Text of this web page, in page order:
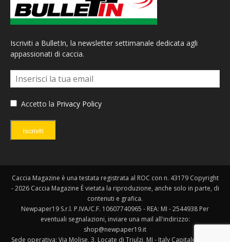
Iscriviti a BulletIn, la newsletter settimanale dedicata agli
appassionati di caccia.
Accetto la Privacy Policy
Iscriviti
Caccia Magazine è una testata registrata al ROC con n. 43179 Copyright
- 2026 Caccia Magazine È vietata la riproduzione, anche solo in parte, di
contenuti e grafica.
Newpaper19 S.r.l. P.IVA/C.F. 10607740965 - REA: MI - 2544938 Per
eventuali segnalazioni, inviare una mail all'indirizzo:
shop@newpaper19.it
Sede operativa: Via Molise, 3, Locate di Triulzi, MI - Italy Capitale Sociale: